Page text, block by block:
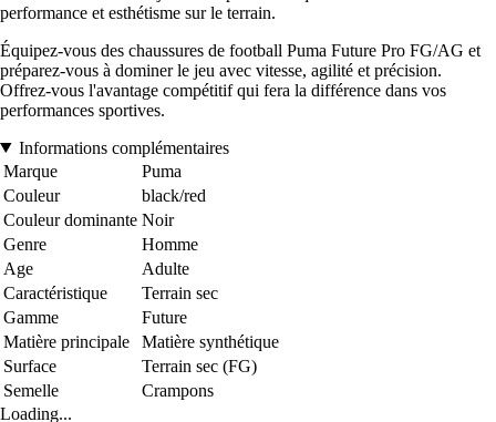
performance et esthétisme sur le terrain.
Équipez-vous des chaussures de football Puma Future Pro FG/AG et
préparez-vous à dominer le jeu avec vitesse, agilité et précision.
Offrez-vous l'avantage compétitif qui fera la différence dans vos
performances sportives.
Informations complémentaires
Marque
Puma
Couleur
black/red
Couleur dominante Noir
Genre
Homme
Age
Adulte
Caractéristique
Terrain sec
Gamme
Future
Matière principale
Matière synthétique
Surface
Terrain sec (FG)
Semelle
Crampons
Loading...